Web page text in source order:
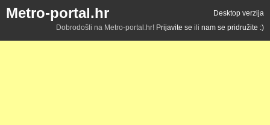
Metro-portal.hr
Desktop verzija
Dobrodošli na Metro-portal.hr! Prijavite se ili nam se pridružite :)